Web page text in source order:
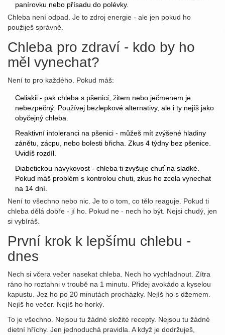
panírovku nebo přísadu do polévky.
Chleba není odpad. Je to zdroj energie - ale jen pokud ho
použiješ správně.
Chleba pro zdraví - kdo by ho
měl vynechat?
Není to pro každého. Pokud máš:
Celiakii - pak chleba s pšenicí, žitem nebo ječmenem je
nebezpečný. Používej bezlepkové alternativy, ale i ty nejíš jako
obyčejný chleba.
Reaktivní intoleranci na pšenici - můžeš mít zvýšené hladiny
zánětu, zácpu, nebo bolesti břicha. Zkus 4 týdny bez pšenice.
Uvidíš rozdíl.
Diabetickou návykovost - chleba ti zvyšuje chuť na sladké.
Pokud máš problém s kontrolou chuti, zkus ho zcela vynechat
na 14 dní.
Není to všechno nebo nic. Je to o tom, co tělo reaguje. Pokud ti
chleba dělá dobře - jí ho. Pokud ne - nech ho být. Nejsi chudý, jen
si vybíráš.
První krok k lepšímu chlebu -
dnes
Nech si včera večer nasekat chleba. Nech ho vychladnout. Zítra
ráno ho roztahni v troubě na 1 minutu. Přidej avokádo a kyselou
kapustu. Jez ho po 20 minutách procházky. Nejíš ho s džemem.
Nejíš ho večer. Nejíš ho horký.
To je všechno. Nejsou tu žádné složité recepty. Nejsou tu žádné
dietní hříchy. Jen jednoduchá pravidla. A když je dodržuješ,